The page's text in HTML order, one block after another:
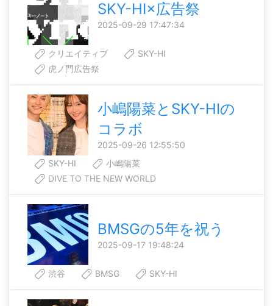
SKY-HI×広告祭
2025-09-29 17:47:34
クリエイティブ
SKY-HI
虎ノ門広告祭
小嶋陽菜とSKY-HIの
コラボ
2025-09-26 12:55:50
SKY-HI
小嶋陽菜
DIVE TO THE NEW WORLD
BMSGの5年を祝う
2025-09-17 19:48:24
渋谷 BMSG SKY-HI